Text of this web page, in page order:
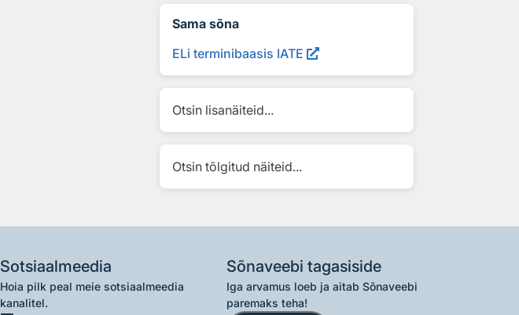
Sama sõna
ELi terminibaasis IATE
Otsin lisanäiteid...
Otsin tõlgitud näiteid...
Sotsiaalmeedia
Hoia pilk peal meie sotsiaalmeedia
kanalitel.
Sõnaveebi tagasiside
Iga arvamus loeb ja aitab Sõnaveebi
paremaks teha!